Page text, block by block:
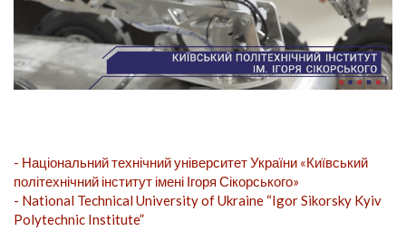
- Національний технічний університет України «Київський
політехнічний інститут імені Ігоря Сікорського»
- National Technical University of Ukraine “Igor Sikorsky Kyiv
Polytechnic Institute”